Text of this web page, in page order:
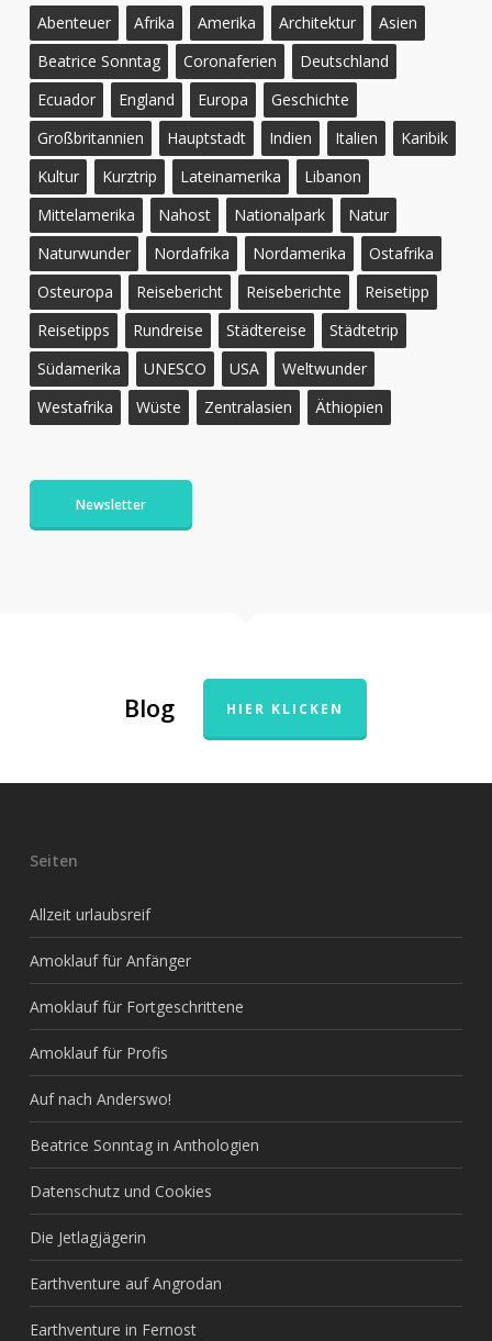
Abenteuer Afrika Amerika Architektur
Asien
Beatrice Sonntag
Coronaferien
Deutschland
Ecuador
England Europa
Geschichte
Großbritannien
Hauptstadt Indien Italien
Karibik
Kultur
Kurztrip Lateinamerika
Libanon
Mittelamerika
Nahost Nationalpark
Natur
Naturwunder
Nordafrika Nordamerika
Ostafrika
Osteuropa
Reisebericht Reiseberichte
Reisetipp
Reisetipps
Rundreise Städtereise
Städtetrip
Südamerika
UNESCO USA
Weltwunder
Westafrika
Wüste Zentralasien Äthiopien
Newsletter
Blog HIER KLICKEN
Seiten
Allzeit urlaubsreif
Amoklauf für Anfänger
Amoklauf für Fortgeschrittene
Amoklauf für Profis
Auf nach Anderswo!
Beatrice Sonntag in Anthologien
Datenschutz und Cookies
Die Jetlagjägerin
Earthventure auf Angrodan
Earthventure in Fernost